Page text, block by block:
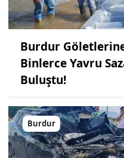
Burdur
Binlerce Yavru
Buluştu!
Burdur